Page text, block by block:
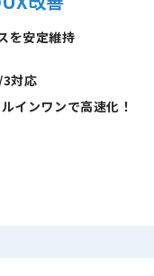
を安定維持
対応
インワンで高速化！